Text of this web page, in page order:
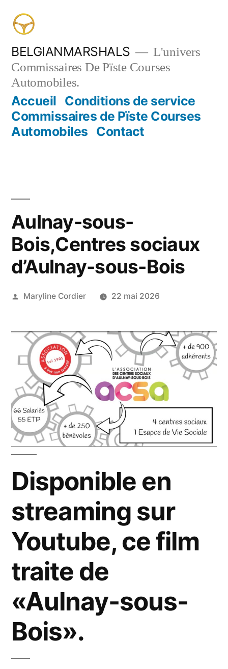
contenu
BELGIANMARSHALS
L'univers
Commissaires De Pïste Courses
Automobiles.
Accueil Conditions de service
Commissaires de Pïste Courses
Automobiles Contact
Aulnay-sous-
Bois,Centres sociaux
d’Aulnay-sous-Bois
Publié
Maryline Cordier 22 mai 2026
Disponible en
streaming sur
Youtube, ce film
traite de
«Aulnay-sous-
Bois».